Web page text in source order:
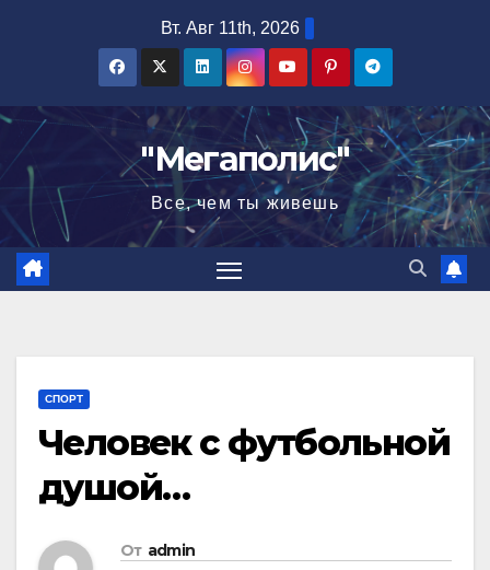
Вт. Авг 11th, 2026
"Мегаполис"
Все, чем ты живешь
СПОРТ
Человек с футбольной
душой…
От admin